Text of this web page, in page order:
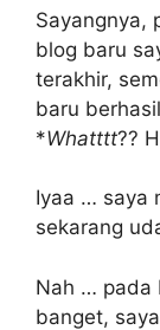
Sayangnya,
blog baru
terakhir,
baru
*Whatttt??
Iyaa … saya
sekarang
Nah … pada
banget,